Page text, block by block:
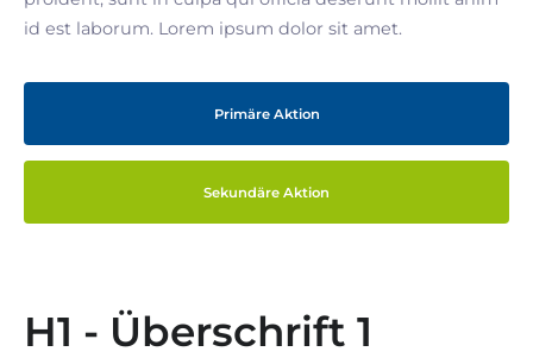
id est laborum. Lorem ipsum dolor sit amet.
Primäre Aktion
Sekundäre Aktion
H1 - Überschrift 1